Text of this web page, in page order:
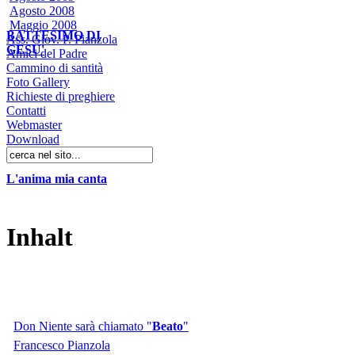
BATTESIMO DI
GESU'
L'anima mia canta
Agosto 2008
Maggio 2008
Ass. Giov. P. Pianzola
Amici del Padre
Cammino di santità
Foto Gallery
Richieste di preghiere
Contatti
Webmaster
Download
Inhalt
Don Niente sarà chiamato "Beato"
Francesco Pianzola